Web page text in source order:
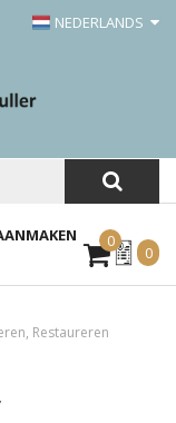
NEDERLANDS
0Mijn
Offerte
0
Restaureren